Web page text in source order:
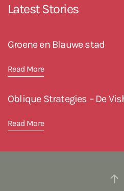
Latest Stories
Groene en Blauwe stad
Read More
Oblique Strategies – De
Read More